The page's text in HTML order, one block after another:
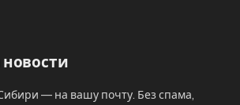
новости
— на вашу почту. Без спама,